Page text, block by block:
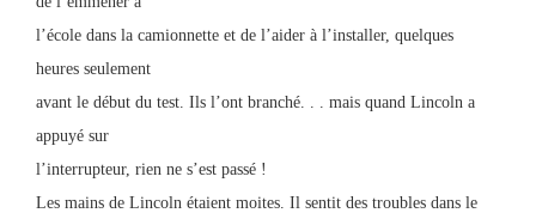
l’école dans la camionnette et de l’aider à l’installer, quelques
heures seulement
avant le début du test. Ils l’ont branché. . . mais quand Lincoln a
appuyé sur
l’interrupteur, rien ne s’est passé !
Les mains de Lincoln étaient moites. Il sentit des troubles dans le